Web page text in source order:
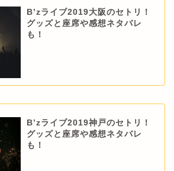
B’zライブ2019大阪のセトリ！
グッズと座席や感想ネタバレ
も！
B’zライブ2019神戸のセトリ！
グッズと座席や感想ネタバレ
も！